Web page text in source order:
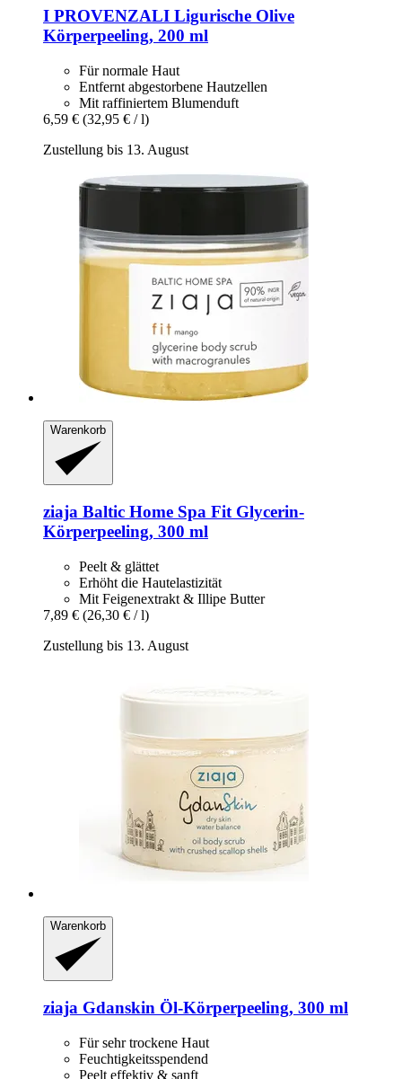
I PROVENZALI Ligurische Olive
Körperpeeling, 200 ml
Für normale Haut
Entfernt abgestorbene Hautzellen
Mit raffiniertem Blumenduft
6,59 € (32,95 € / l)
Zustellung bis 13. August
Warenkorb
ziaja Baltic Home Spa Fit Glycerin-​
Körperpeeling, 300 ml
Peelt & glättet
Erhöht die Hautelastizität
Mit Feigenextrakt & Illipe Butter
7,89 € (26,30 € / l)
Zustellung bis 13. August
Warenkorb
ziaja Gdanskin Öl-​Körperpeeling, 300 ml
Für sehr trockene Haut
Feuchtigkeitsspendend
Peelt effektiv & sanft